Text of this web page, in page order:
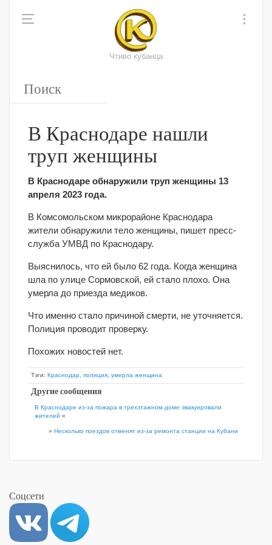
Чтиво кубанца
В Краснодаре нашли
труп женщины
В Краснодаре обнаружили труп женщины 13
апреля 2023 года.
В Комсомольском микрорайоне Краснодара
жители обнаружили тело женщины, пишет пресс-
служба УМВД по Краснодару.
Выяснилось, что ей было 62 года. Когда женщина
шла по улице Сормовской, ей стало плохо. Она
умерла до приезда медиков.
Что именно стало причиной смерти, не уточняется.
Полиция проводит проверку.
Похожих новостей нет.
Тэги: Краснодар полиция умерла женщина
Другие сообщения
В Краснодаре из-за пожара в трехэтажном доме эвакуировали
жителей «
» Несколько поездов отменят из-за ремонта станции на Кубани
Соцсети